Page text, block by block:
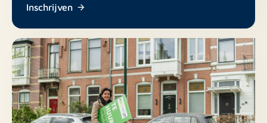
Inschrijven